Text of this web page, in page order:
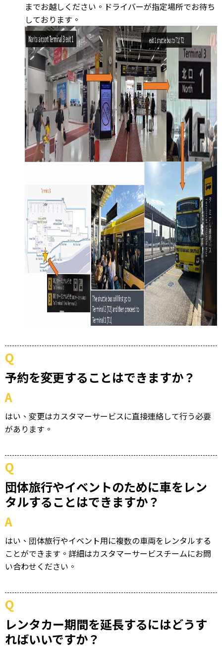
までお越しください。ドライバーが指定場所でお待ち
しております。
Q
予約を変更することはできますか？
A
はい、変更はカスタマーサービスに直接連絡して行う必要
があります。
Q
団体旅行やイベントのために車をレン
タルすることはできますか？
A
はい、団体旅行やイベント用に複数の車両をレンタルする
ことができます。詳細はカスタマーサービスチームにお問
い合わせください。
Q
レンタカー期間を延長するにはどうす
ればいいですか？